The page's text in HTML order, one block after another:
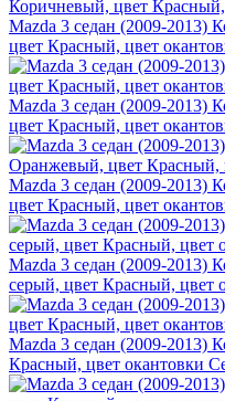
Mazda 3 седан (2009-
цвет Красный, цвет
Mazda 3 седан (2009-
цвет Красный, цвет
Mazda 3 седан (2009-
цвет Красный, цвет
Mazda 3 седан (2009-
серый, цвет Красный, цвет
Mazda 3 седан (2009-
Красный, цвет окантовки